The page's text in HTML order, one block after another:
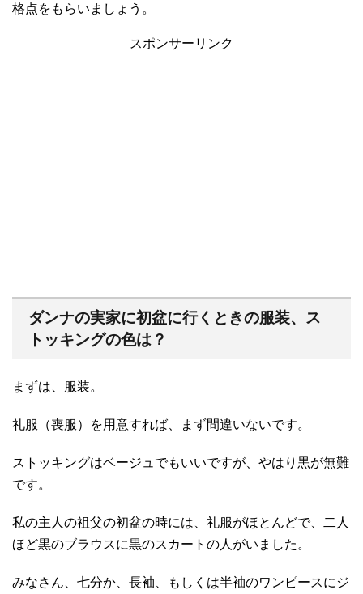
格点をもらいましょう。
スポンサーリンク
ダンナの実家に初盆に行くときの服装、ス
トッキングの色は？
まずは、服装。
礼服（喪服）を用意すれば、まず間違いないです。
ストッキングはベージュでもいいですが、やはり黒が無難
です。
私の主人の祖父の初盆の時には、礼服がほとんどで、二人
ほど黒のブラウスに黒のスカートの人がいました。
みなさん、七分か、長袖、もしくは半袖のワンピースにジ